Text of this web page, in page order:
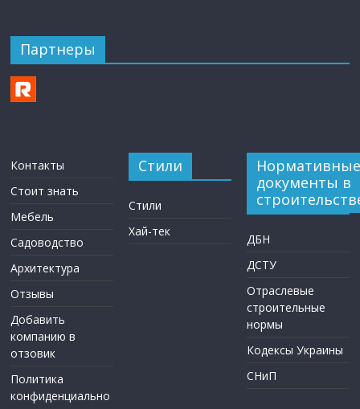
Партнеры
Контакты
Стоит знать
Мебель
Садоводство
Архитектура
Отзывы
Добавить
компанию в
отзовик
Политика
конфиденциально
Стили
Стили
Хай-тек
Нормативные
документы в
ДБН
ДСТУ
Отраслевые
строительные
нормы
Кодексы Украины
СНиП